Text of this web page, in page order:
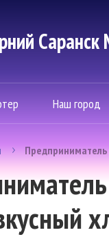
Саранск
Наш город
Предприниматель